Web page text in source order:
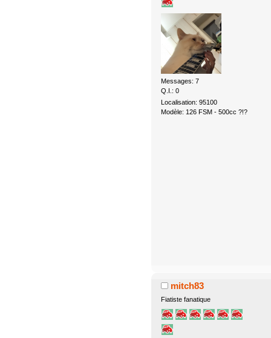
Messages: 7
Q.I.: 0
Localisation: 95100
Modèle: 126 FSM - 500cc ?!?
mitch83
Fiatiste fanatique